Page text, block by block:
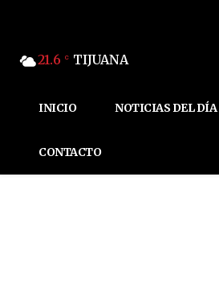
21.6 C TIJUANA
INICIO NOTICIAS DEL DÍA
CONTACTO